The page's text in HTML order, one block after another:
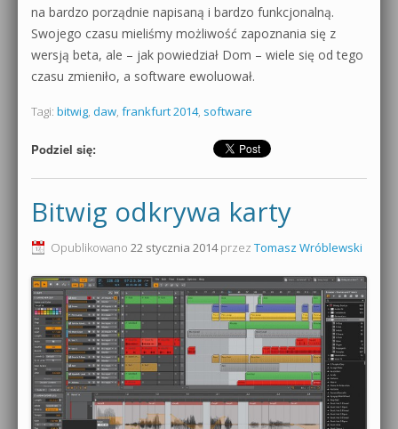
na bardzo porządnie napisaną i bardzo funkcjonalną.
Swojego czasu mieliśmy możliwość zapoznania się z
wersją beta, ale – jak powiedział Dom – wiele się od tego
czasu zmieniło, a software ewoluował.
Tagi: bitwig, daw, frankfurt 2014, software
Podziel się:
Bitwig odkrywa karty
Opublikowano 22 stycznia 2014przez Tomasz Wróblewski